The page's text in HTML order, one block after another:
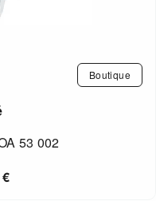
Boutique
53 002
€